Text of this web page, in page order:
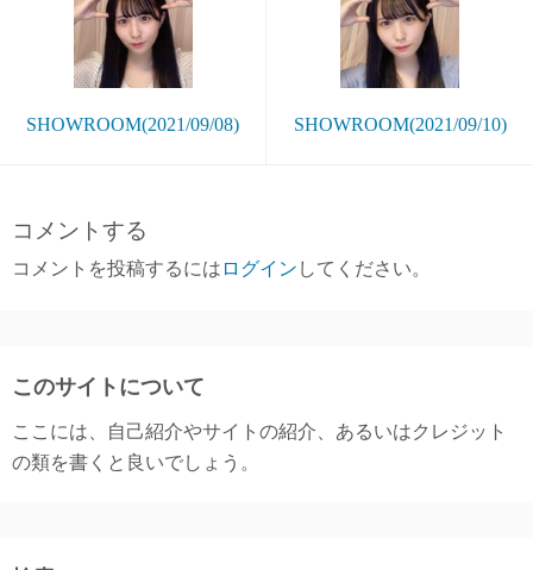
SHOWROOM(2021/09/08) SHOWROOM(2021/09/10)
コメントする
コメントを投稿するには ログイン してください。
このサイトについて
ここには、自己紹介やサイトの紹介、あるいはクレジット
の類を書くと良いでしょう。